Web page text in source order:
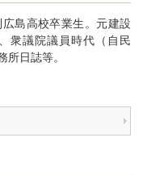
島高校卒業生。元建設
衆議院議員時代（自民
日誌等。